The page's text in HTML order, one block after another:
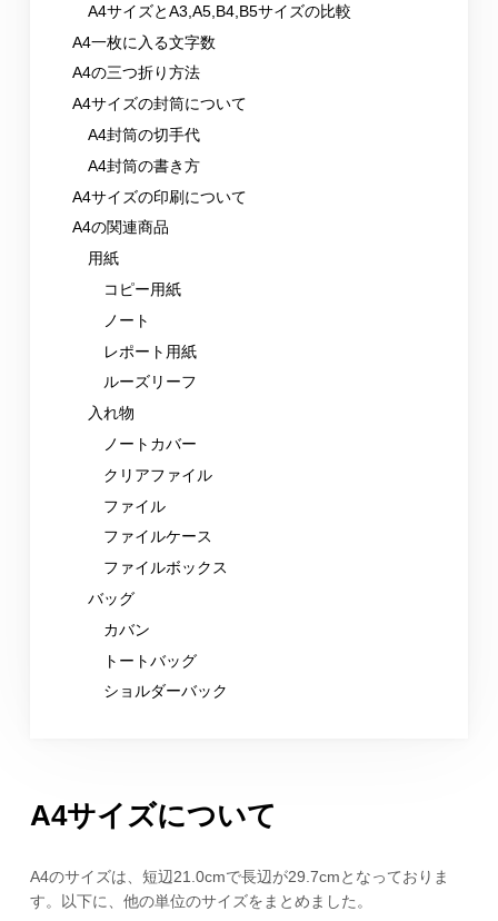
A4サイズとA3,A5,B4,B5サイズの比較
A4一枚に入る文字数
A4の三つ折り方法
A4サイズの封筒について
A4封筒の切手代
A4封筒の書き方
A4サイズの印刷について
A4の関連商品
用紙
コピー用紙
ノート
レポート用紙
ルーズリーフ
入れ物
ノートカバー
クリアファイル
ファイル
ファイルケース
ファイルボックス
バッグ
カバン
トートバッグ
ショルダーバック
A4サイズについて
A4のサイズは、短辺21.0cmで長辺が29.7cmとなっておりま
す。以下に、他の単位のサイズをまとめました。